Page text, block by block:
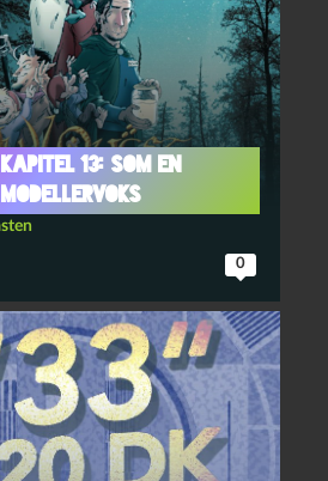
13: Som en
0